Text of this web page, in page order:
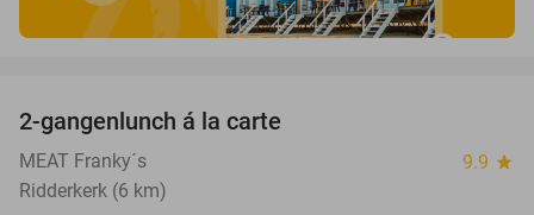
2-gangenlunch á la carte
MEAT Franky´s 9.9 star
Ridderkerk (6 km)